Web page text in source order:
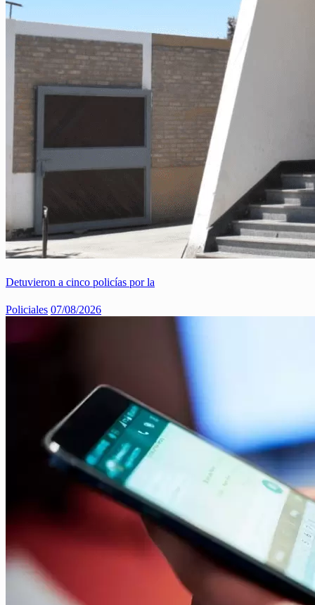
Detuvieron a cinco policías por la
Policiales 07/08/2026